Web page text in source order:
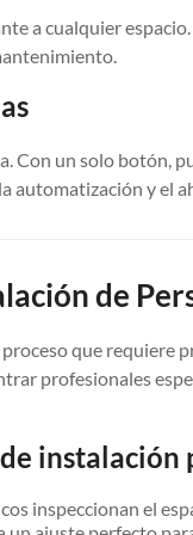
a cualquier
Con un solo botón,
automatización y el
de
proceso que
profesionales
inspeccionan el